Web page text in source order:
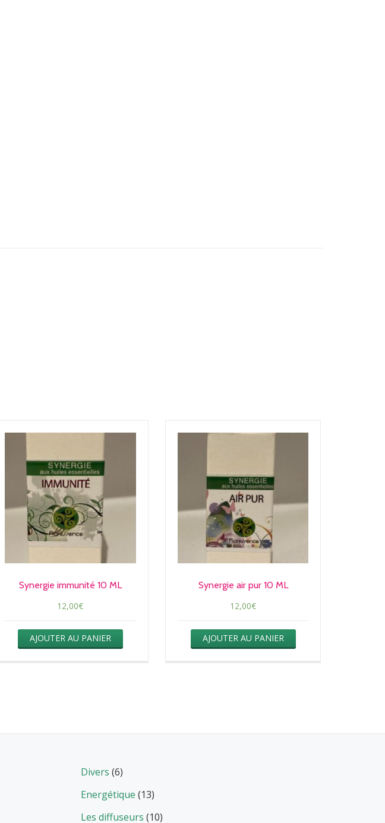
Synergie immunité 10 ML
12,00€
AJOUTER AU PANIER
Synergie air pur 10 ML
12,00€
AJOUTER AU PANIER
Divers (6)
Energétique (13)
Les diffuseurs (10)